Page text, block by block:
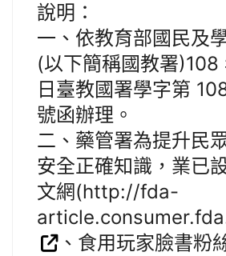
說明：
一、依教育部國民及
(以下簡稱國教署
日臺教國署學字第
號函辦理。
二、藥管署為提升民
安全正確知識，業已
文網(http://fda-
、食用玩家臉書粉